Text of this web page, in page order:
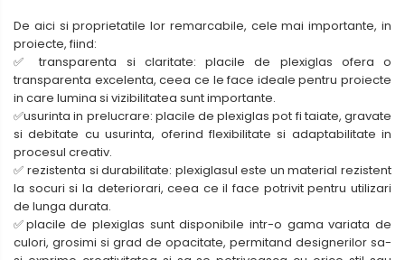
De aici si proprietatile lor remarcabile, cele mai importante, in
proiecte, fiind:
✅ transparenta si claritate: placile de plexiglas ofera o
transparenta excelenta, ceea ce le face ideale pentru proiecte
in care lumina si vizibilitatea sunt importante.
✅usurinta in prelucrare: placile de plexiglas pot fi taiate, gravate
si debitate cu usurinta, oferind flexibilitate si adaptabilitate in
procesul creativ.
✅ rezistenta si durabilitate: plexiglasul este un material rezistent
la socuri si la deteriorari, ceea ce il face potrivit pentru utilizari
de lunga durata.
✅placile de plexiglas sunt disponibile intr-o gama variata de
culori, grosimi si grad de opacitate, permitand designerilor sa-